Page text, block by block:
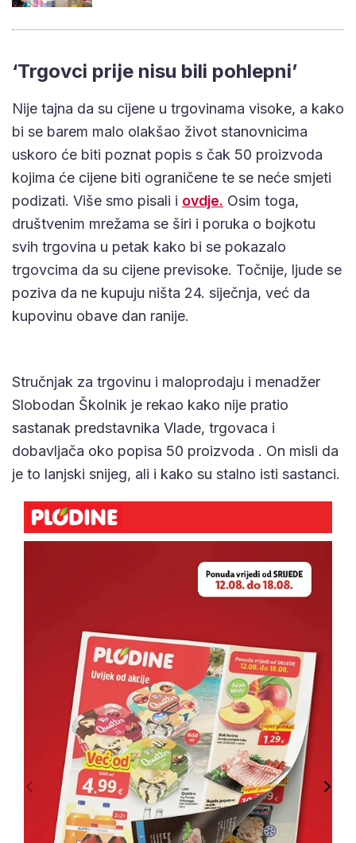
‘Trgovci prije nisu bili pohlepni’
Nije tajna da su cijene u trgovinama visoke, a kako
bi se barem malo olakšao život stanovnicima
uskoro će biti poznat popis s čak 50 proizvoda
kojima će cijene biti ograničene te se neće smjeti
podizati. Više smo pisali i ovdje. Osim toga,
društvenim mrežama se širi i poruka o bojkotu
svih trgovina u petak kako bi se pokazalo
trgovcima da su cijene previsoke. Točnije, ljude se
poziva da ne kupuju ništa 24. siječnja, već da
kupovinu obave dan ranije.
Stručnjak za trgovinu i maloprodaju i menadžer
Slobodan Školnik je rekao kako nije pratio
sastanak predstavnika Vlade, trgovaca i
dobavljača oko popisa 50 proizvoda . On misli da
je to lanjski snijeg, ali i kako su stalno isti sastanci.